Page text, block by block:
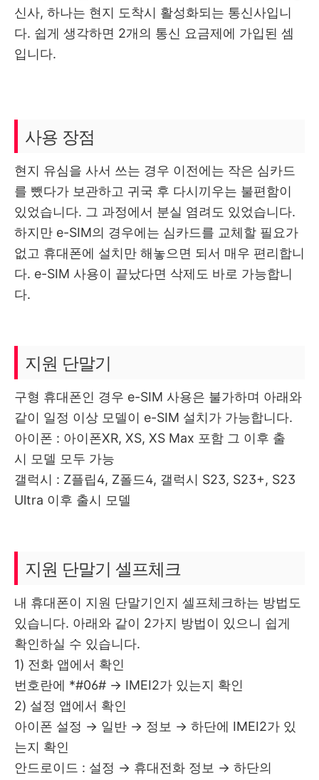
신사, 하나는 현지 도착시 활성화되는 통신사입니
다. 쉽게 생각하면 2개의 통신 요금제에 가입된 셈
입니다.
사용 장점
현지 유심을 사서 쓰는 경우 이전에는 작은 심카드
를 뺐다가 보관하고 귀국 후 다시끼우는 불편함이
있었습니다. 그 과정에서 분실 염려도 있었습니다.
하지만 e-SIM의 경우에는 심카드를 교체할 필요가
없고 휴대폰에 설치만 해놓으면 되서 매우 편리합니
다. e-SIM 사용이 끝났다면 삭제도 바로 가능합니
다.
지원 단말기
구형 휴대폰인 경우 e-SIM 사용은 불가하며 아래와
같이 일정 이상 모델이 e-SIM 설치가 가능합니다.
아이폰 : 아이폰XR, XS, XS Max 포함 그 이후 출
시 모델 모두 가능
갤럭시 : Z플립4, Z폴드4, 갤럭시 S23, S23+, S23
Ultra 이후 출시 모델
지원 단말기 셀프체크
내 휴대폰이 지원 단말기인지 셀프체크하는 방법도
있습니다. 아래와 같이 2가지 방법이 있으니 쉽게
확인하실 수 있습니다.
1) 전화 앱에서 확인
번호란에 *#06# → IMEI2가 있는지 확인
2) 설정 앱에서 확인
아이폰 설정 → 일반 → 정보 → 하단에 IMEI2가 있
는지 확인
안드로이드 : 설정 → 휴대전화 정보 → 하단의